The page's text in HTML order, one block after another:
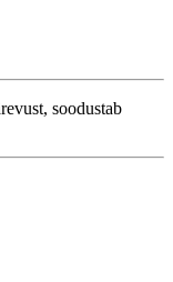
soodustab